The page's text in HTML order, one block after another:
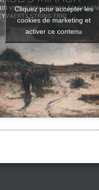
Cliquez pour accepter les
cookies de marketing et
activer ce contenu